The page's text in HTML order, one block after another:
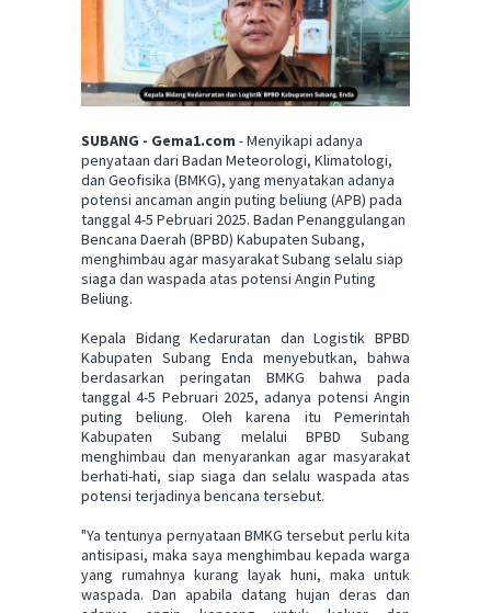
SUBANG - Gema1.com - Menyikapi adanya
penyataan dari Badan Meteorologi, Klimatologi,
dan Geofisika (BMKG), yang menyatakan adanya
potensi ancaman angin puting beliung (APB) pada
tanggal 4-5 Pebruari 2025. Badan Penanggulangan
Bencana Daerah (BPBD) Kabupaten Subang,
menghimbau agar masyarakat Subang selalu siap
siaga dan waspada atas potensi Angin Puting
Beliung.
Kepala Bidang Kedaruratan dan Logistik BPBD
Kabupaten Subang Enda menyebutkan, bahwa
berdasarkan peringatan BMKG bahwa pada
tanggal 4-5 Pebruari 2025, adanya potensi Angin
puting beliung. Oleh karena itu Pemerintah
Kabupaten Subang melalui BPBD Subang
menghimbau dan menyarankan agar masyarakat
berhati-hati, siap siaga dan selalu waspada atas
potensi terjadinya bencana tersebut.
"Ya tentunya pernyataan BMKG tersebut perlu kita
antisipasi, maka saya menghimbau kepada warga
yang rumahnya kurang layak huni, maka untuk
waspada. Dan apabila datang hujan deras dan